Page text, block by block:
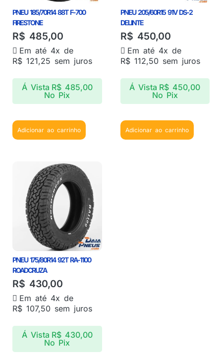
PNEU 185/70R14 88T F-700
FIRESTONE
R$ 485,00
Em até 4x de
R$ 121,25 sem juros
Á Vista R$485,00
No Pix
Adicionar ao carrinho
PNEU 205/60R15 91V DS-2
DELINTE
R$ 450,00
Em até 4x de
R$112,50 sem juros
Á Vista R$ 450,00
No Pix
Adicionar ao carrinho
PNEU 175/80R14 92T RA-1100
ROADCRUZA
R$ 430,00
Em até 4x de
R$ 107,50 sem juros
Á Vista R$430,00
No Pix